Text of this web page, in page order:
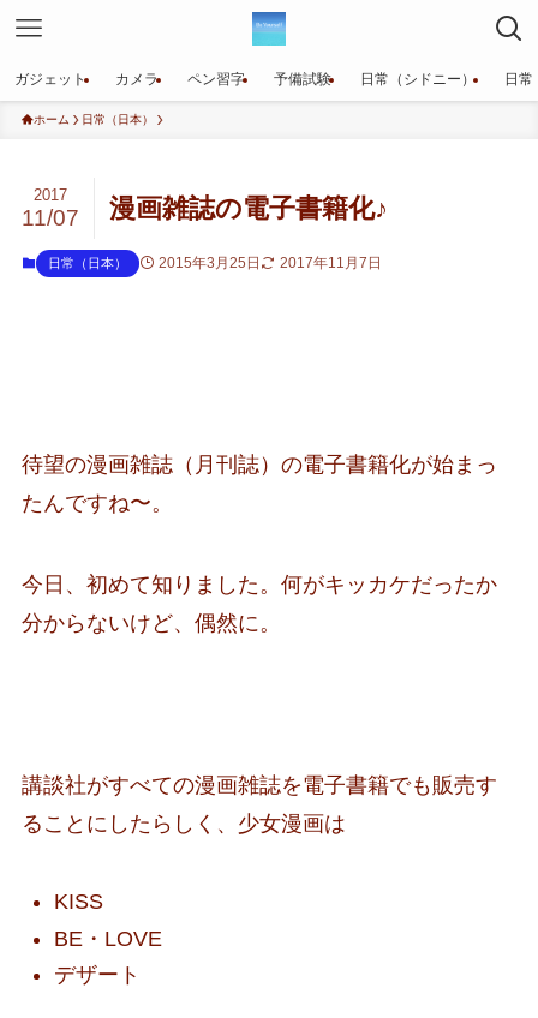
ガジェット カメラ ペン習字 予備試験 日常（シドニー） 日常
ホーム 日常（日本）
漫画雑誌の電子書籍化♪
2017
11/07
日常（日本） 2015年3月25日 2017年11月7日
待望の漫画雑誌（月刊誌）の電子書籍化が始まっ
たんですね〜。
今日、初めて知りました。何がキッカケだったか
分からないけど、偶然に。
講談社がすべての漫画雑誌を電子書籍でも販売す
ることにしたらしく、少女漫画は
KISS
BE・LOVE
デザート